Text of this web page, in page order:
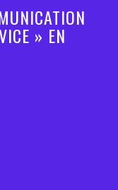
» EN